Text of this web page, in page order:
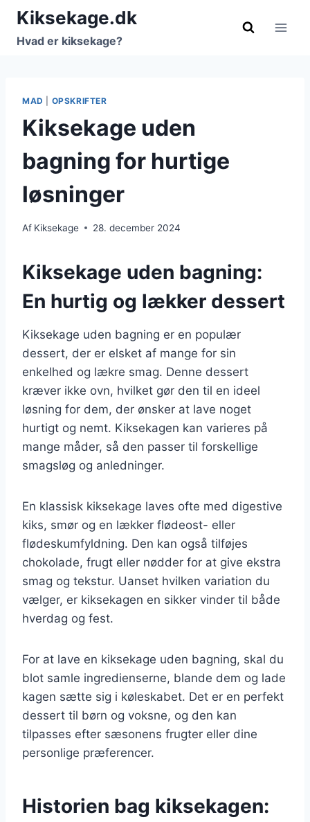
Fortsæt
indhold
Kiksekage.dk
Hvad er kiksekage?
MAD OPSKRIFTER
Kiksekage uden
bagning for hurtige
løsninger
Af Kiksekage 28. december 2024
Kiksekage uden bagning:
En hurtig og lækker dessert
Kiksekage uden bagning er en populær
dessert, der er elsket af mange for sin
enkelhed og lækre smag. Denne dessert
kræver ikke ovn, hvilket gør den til en ideel
løsning for dem, der ønsker at lave noget
hurtigt og nemt. Kiksekagen kan varieres på
mange måder, så den passer til forskellige
smagsløg og anledninger.
En klassisk kiksekage laves ofte med digestive
kiks, smør og en lækker flødeost- eller
flødeskumfyldning. Den kan også tilføjes
chokolade, frugt eller nødder for at give ekstra
smag og tekstur. Uanset hvilken variation du
vælger, er kiksekagen en sikker vinder til både
hverdag og fest.
For at lave en kiksekage uden bagning, skal du
blot samle ingredienserne, blande dem og lade
kagen sætte sig i køleskabet. Det er en perfekt
dessert til børn og voksne, og den kan
tilpasses efter sæsonens frugter eller dine
personlige præferencer.
Historien bag kiksekagen: